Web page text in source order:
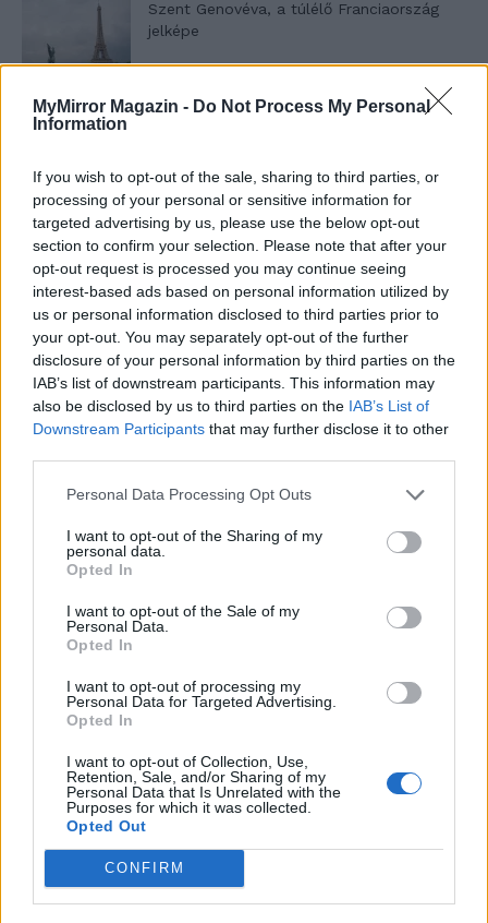
MyMirror Magazin - Do Not Process My Personal
Information
If you wish to opt-out of the sale, sharing to third parties, or
processing of your personal or sensitive information for
targeted advertising by us, please use the below opt-out
section to confirm your selection. Please note that after your
opt-out request is processed you may continue seeing
interest-based ads based on personal information utilized by
us or personal information disclosed to third parties prior to
your opt-out. You may separately opt-out of the further
disclosure of your personal information by third parties on the
IAB’s list of downstream participants. This information may
also be disclosed by us to third parties on the IAB’s List of
Downstream Participants that may further disclose it to other
Personal Data Processing Opt Outs
I want to opt-out of the Sharing of my
personal data.
Opted In
I want to opt-out of the Sale of my
Personal Data.
Opted In
I want to opt-out of processing my
Personal Data for Targeted Advertising.
Opted In
I want to opt-out of Collection, Use,
Retention, Sale, and/or Sharing of my
Personal Data that Is Unrelated with the
Purposes for which it was collected.
Opted Out
CONFIRM
Szent Genovéva, a túlélő Franciaország
jelképe
Minka 12. rész
Minka 11. rész
T. szereti a fiatal lányokat 14. rész
Pedig szóltam… – Miért nem hiszünk a
A legidegesítőbb kifejezések laza
gyűjteménye
Elyna Robbs: Adéle és az örökölt árnyak
A világ legismertebb ruhái